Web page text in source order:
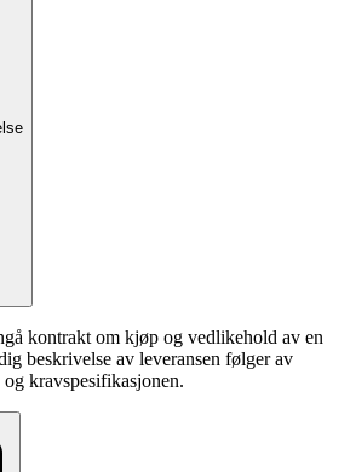
kontrakt om kjøp og vedlikehold av en
beskrivelse av leveransen følger av
kravspesifikasjonen.